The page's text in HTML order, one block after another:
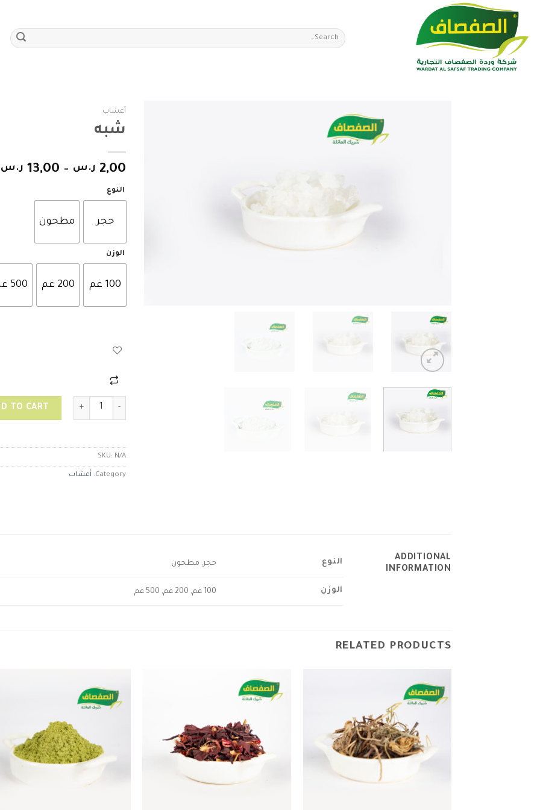
content
Search
for:
أعشاب
شبه
2,00 ر.س –
13,00 ر.س
النوع
حجر مطحون
الوزن
100 غم 200 غم 500 غم
TO CART
SKU: N/A
Category: أعشاب
ADDITIONAL
INFORMATION
النوع حجر, مطحون
الوزن 100 غم, 200 غم, 500 غم
RELATED PRODUCTS